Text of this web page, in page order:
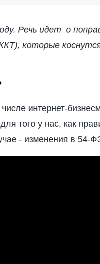
Речь идет о
которые
интернет-
того у нас, как
- изменения в 54-